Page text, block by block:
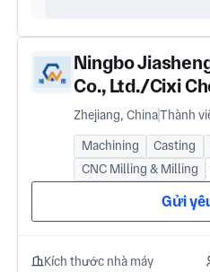
Ningbo
Co., Ltd./Cixi
Products Co.,
Zhejiang, ChinaThành
Machining Casting
CNC Milling & Milling
Gửi
Kích thước nhà máy